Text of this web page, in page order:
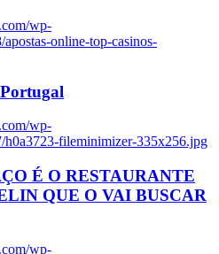
wp-
online-top-casinos-
wp-
h0a3723-fileminimizer-335x256.jpg
É O RESTAURANTE
QUE O VAI BUSCAR
wp-